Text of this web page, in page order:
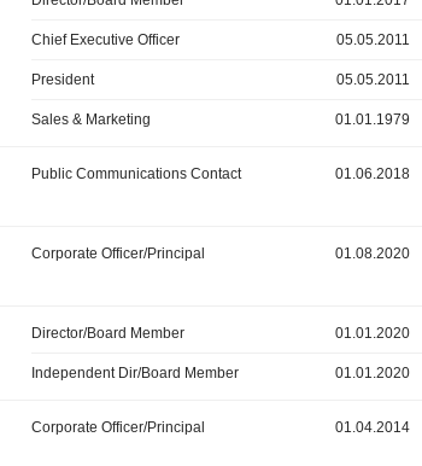
Chief Executive Officer 05.05.2011
President 05.05.2011
Sales & Marketing 01.01.1979
Public Communications Contact 01.06.2018
Corporate Officer/Principal 01.08.2020
Director/Board Member 01.01.2020
Independent Dir/Board Member 01.01.2020
Corporate Officer/Principal 01.04.2014